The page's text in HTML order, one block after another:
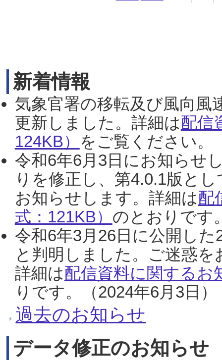
新着情報
気象官署の移転及び風向風
更新しました。詳細は配信
124KB） をご覧ください。
令和6年6月3日にお知らせ
りを修正し、第4.0.1版と
お知らせします。詳細は配
式：121KB） のとおりです
令和6年3月26日に公開し
と判明しました。ご迷惑
詳細は配信資料に関するお
りです。（2024年6月3日）
過去のお知らせ
データ修正のお知らせ